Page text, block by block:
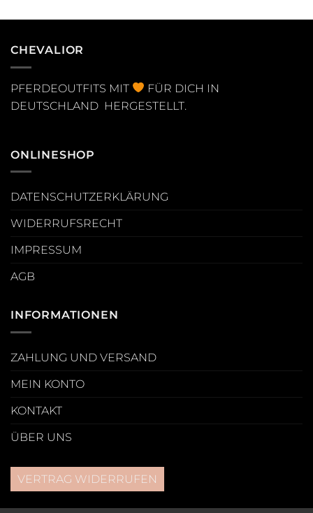
CHEVALIOR
PFERDEOUTFITS MIT
FÜR DICH IN
DEUTSCHLAND HERGESTELLT.
ONLINESHOP
DATENSCHUTZERKLÄRUNG
WIDERRUFSRECHT
IMPRESSUM
AGB
INFORMATIONEN
ZAHLUNG UND VERSAND
MEIN KONTO
KONTAKT
ÜBER UNS
VERTRAG WIDERRUFEN